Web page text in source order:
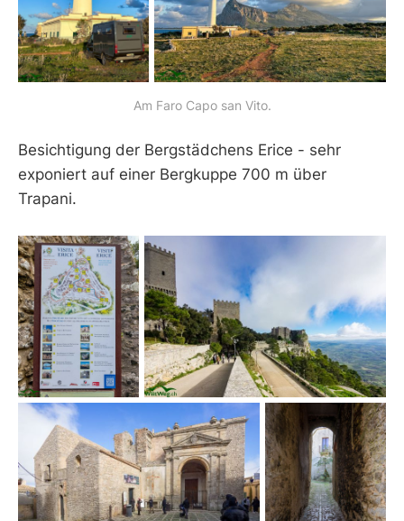
Am Faro Capo san Vito.
Besichtigung der Bergstädchens Erice - sehr
exponiert auf einer Bergkuppe 700 m über
Trapani.